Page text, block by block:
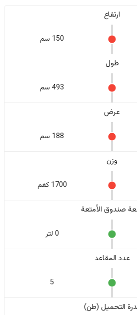
ارتفاع
150 سم
طول
493 سم
عرض
188 سم
وزن
1700 كغم
صندوق الأمتعة
0 لتر
عدد المقاعد
5
التحميل (طن)